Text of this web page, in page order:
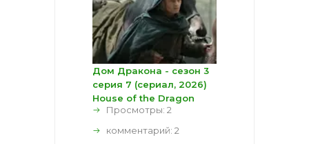
Дом Дракона - сезон 3
серия 7 (сериал, 2026)
House of the Dragon
Просмотры: 2
комментарий: 2